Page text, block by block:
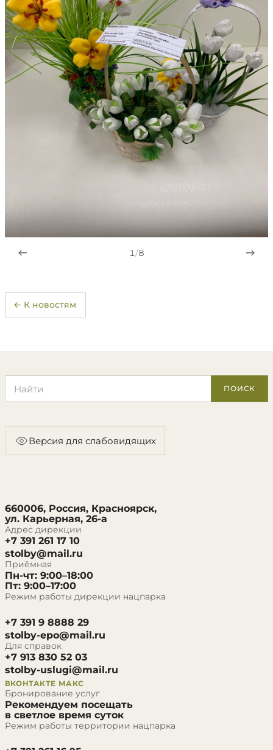
1/8
← К новостям
ПОИСК
Версия для слабовидящих
660006, Россия, Красноярск,
ул. Карьерная, 26-а
Адрес дирекции
+7 391 261 17 10
stolby@mail.ru
Приёмная
Пн-чт: 9:00–18:00
Пт: 9:00–17:00
Режим работы дирекции нацпарка
+7 391 9 8888 29
stolby-epo@mail.ru
Для справок
+7 913 830 52 03
stolby-uslugi@mail.ru
ВКОНТАКТЕ МАКС
Бронирование услуг
Рекомендуем посещать
в светлое время суток
Режим работы территории нацпарка